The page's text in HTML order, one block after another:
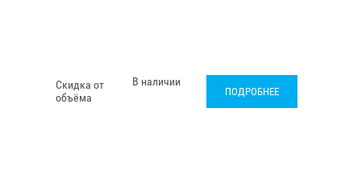
Скидка от
объёма
В наличии
ПОДРОБНЕЕ